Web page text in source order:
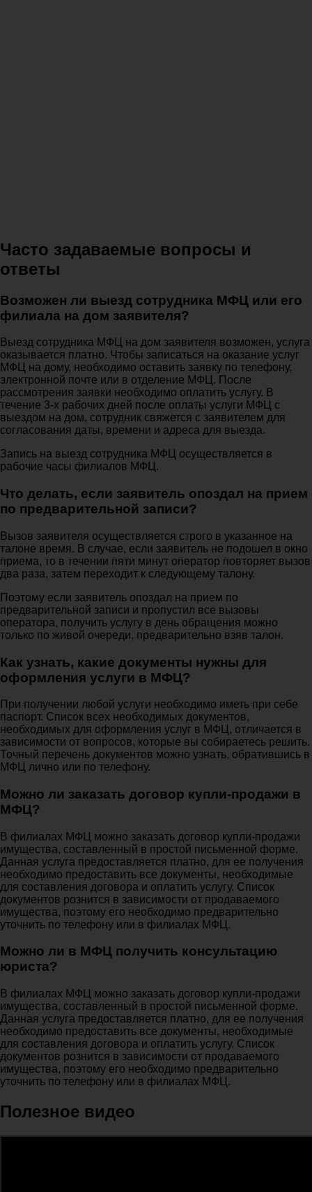
Часто задаваемые вопросы и
ответы
Возможен ли выезд сотрудника МФЦ или его
филиала на дом заявителя?
Выезд сотрудника МФЦ на дом заявителя возможен, услуга
оказывается платно. Чтобы записаться на оказание услуг
МФЦ на дому, необходимо оставить заявку по телефону,
электронной почте или в отделение МФЦ. После
рассмотрения заявки необходимо оплатить услугу. В
течение 3-х рабочих дней после оплаты услуги МФЦ с
выездом на дом, сотрудник свяжется с заявителем для
согласования даты, времени и адреса для выезда.
Запись на выезд сотрудника МФЦ осуществляется в
рабочие часы филиалов МФЦ.
Что делать, если заявитель опоздал на прием
по предварительной записи?
Вызов заявителя осуществляется строго в указанное на
талоне время. В случае, если заявитель не подошел в окно
приема, то в течении пяти минут оператор повторяет вызов
два раза, затем переходит к следующему талону.
Поэтому если заявитель опоздал на прием по
предварительной записи и пропустил все вызовы
оператора, получить услугу в день обращения можно
только по живой очереди, предварительно взяв талон.
Как узнать, какие документы нужны для
оформления услуги в МФЦ?
При получении любой услуги необходимо иметь при себе
паспорт. Список всех необходимых документов,
необходимых для оформления услуг в МФЦ, отличается в
зависимости от вопросов, которые вы собираетесь решить.
Точный перечень документов можно узнать, обратившись в
МФЦ лично или по телефону.
Можно ли заказать договор купли-продажи в
МФЦ?
В филиалах МФЦ можно заказать договор купли-продажи
имущества, составленный в простой письменной форме.
Данная услуга предоставляется платно, для ее получения
необходимо предоставить все документы, необходимые
для составления договора и оплатить услугу. Список
документов рознится в зависимости от продаваемого
имущества, поэтому его необходимо предварительно
уточнить по телефону или в филиалах МФЦ.
Можно ли в МФЦ получить консультацию
юриста?
В филиалах МФЦ можно заказать договор купли-продажи
имущества, составленный в простой письменной форме.
Данная услуга предоставляется платно, для ее получения
необходимо предоставить все документы, необходимые
для составления договора и оплатить услугу. Список
документов рознится в зависимости от продаваемого
имущества, поэтому его необходимо предварительно
уточнить по телефону или в филиалах МФЦ.
Полезное видео